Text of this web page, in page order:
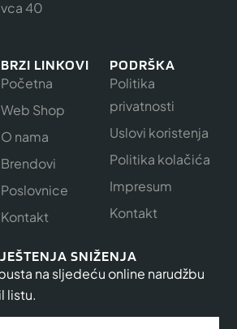
40
BRZI LINKOVI
Početna
Web Shop
O nama
Brendovi
Poslovnice
Kontakt
PODRŠKA
Politika
privatnosti
Uslovi koristenja
Politika kolačića
Impresum
Kontakt
SNIŽENJA
na sljedeću online narudžbu
listu.